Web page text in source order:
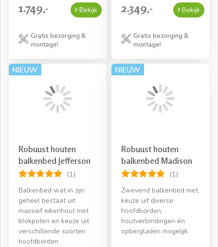
1.749,- Bekijk
Gratis bezorging &
montage!
2.349,- Bekijk
Gratis bezorging &
montage!
Robuust houten
balkenbed Jefferson
(1)
Balkenbed wat in zijn
geheel bestaat uit
massief eikenhout met
blokpoten en keuze uit
verschillende soorten
hoofdborden
Robuust houten
balkenbed Madison
(1)
Zwevend balkenbed met
keuze uit diverse
hoofdborden,
houtverbindingen én
opbergladen mogelijk